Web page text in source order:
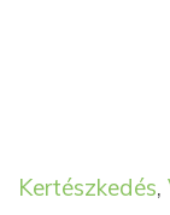
Kategória
Kertészkedés,